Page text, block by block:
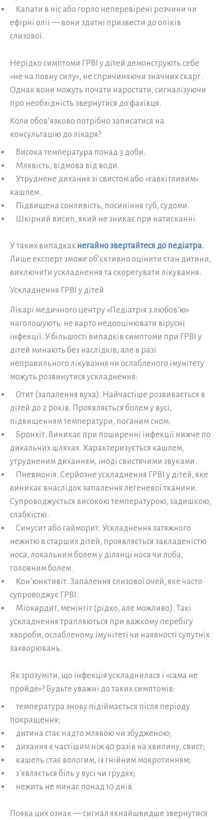
Капати в ніс або горло неперевірені розчини чи
ефірні олії — вони здатні призвести до опіків
слизової.
Нерідко симптоми ГРВІ у дітей демонструють себе
«не на повну силу», не спричиняючи значних скарг.
Однак вони можуть почати наростати, сигналізуючи
про необхідність звернутися до фахівця.
Коли обов’язково потрібно записатися на
консультацію до лікаря?
Висока температура понад 3 доби.
Млявість, відмова від води.
Утруднене дихання зі свистом або «гавкітливим»
кашлем.
Підвищена сонливість, посиніння губ, судоми.
Шкірний висип, який не зникає при натисканні.
У таких випадках негайно звертайтеся до педіатра.
Лише експерт зможе об’єктивно оцінити стан дитини,
виключити ускладнення та скорегувати лікування.
Ускладнення ГРВІ у дітей
Лікарі медичного центру «Педіатрія з любов’ю»
наголошують: не варто недооцінювати вірусні
інфекції. У більшості випадків симптоми при ГРВІ у
дітей минають без наслідків, але в разі
неправильного лікування чи ослабленого імунітету
можуть розвинутися ускладнення:
Отит (запалення вуха). Найчастіше розвивається в
дітей до 2 років. Проявляється болем у вусі,
підвищенням температури, поганим сном.
Бронхіт. Виникає при поширенні інфекції нижче по
дихальних шляхах. Характеризується кашлем,
утрудненим диханням, іноді свистячими звуками.
Пневмонія. Серйозне ускладнення ГРВІ у дітей, яке
виникає внаслідок запалення легеневої тканини.
Супроводжується високою температурою, задишкою,
слабкістю.
Синусит або гайморит. Ускладнення затяжного
нежитю в старших дітей, проявляється закладеністю
носа, локальним болем у ділянці носа чи лоба,
головним болем.
Кон’юнктивіт. Запалення слизової очей, яке часто
супроводжує ГРВІ.
Міокардит, менінгіт (рідко, але можливо). Такі
ускладнення трапляються при важкому перебігу
хвороби, ослабленому імунітеті чи наявності супутніх
захворювань.
Як зрозуміти, що інфекція ускладнилася і «сама не
пройде»? Будьте уважні до таких симптомів:
температура знову підіймається після періоду
покращення;
дитина стає надто млявою чи збудженою;
дихання є частішим ніж 40 разів на хвилину, свист;
кашель стає вологим, із гнійним мокротинням;
з’являється біль у вусі чи грудях;
нежить не минає понад 10 днів.
Поява цих ознак — сигнал якнайшвидше звернутися